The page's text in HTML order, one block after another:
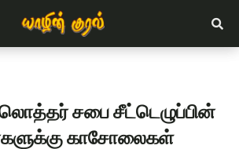
லொத்தர் சபை சீட்டெழுப்பின்
காசோலைகள்